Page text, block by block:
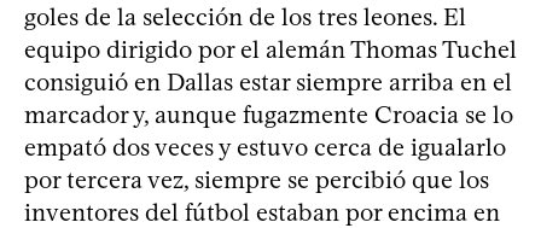
goles de la selección de los tres leones. El
equipo dirigido por el alemán Thomas Tuchel
consiguió en Dallas estar siempre arriba en el
marcador y, aunque fugazmente Croacia se lo
empató dos veces y estuvo cerca de igualarlo
por tercera vez, siempre se percibió que los
inventores del fútbol estaban por encima en